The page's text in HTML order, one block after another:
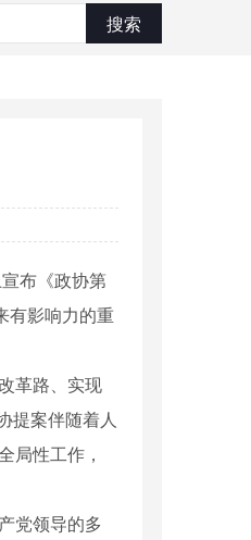
搜索
布《政协第
有影响力的重
革路、实现
提案伴随着人
局性工作，
党领导的多